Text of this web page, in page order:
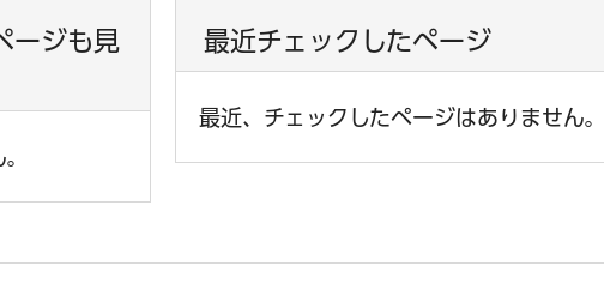
ージも見
最近チェックしたページ
最近、チェックしたページはありません。